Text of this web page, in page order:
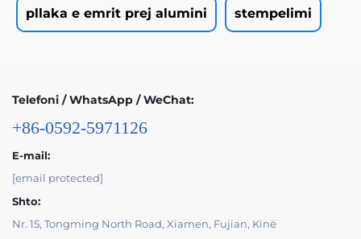
pllaka e emrit prej alumini stempelimi
Telefoni / WhatsApp / WeChat:
+86-0592-5971126
E-mail:
[email protected]
Shto:
Nr. 15, Tongming North Road, Xiamen, Fujian, Kinë